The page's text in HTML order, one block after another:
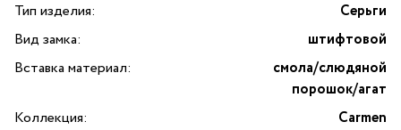
Тип изделия:
Серьги
Вид замка:
штифтовой
Вставка материал:
смола/слюдяной
порошок/агат
Коллекция:
Carmen